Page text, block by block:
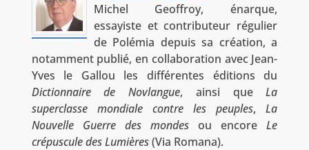
Michel Geoffroy, énarque,
essayiste et contributeur régulier
de Polémia depuis sa création, a
notamment publié, en collaboration avec Jean-
Yves le Gallou les différentes éditions du
Dictionnaire de Novlangue, ainsi queLa
superclasse mondiale contre les peuples,La
Nouvelle Guerre des mondes ou encoreLe
crépuscule des Lumières(Via Romana).